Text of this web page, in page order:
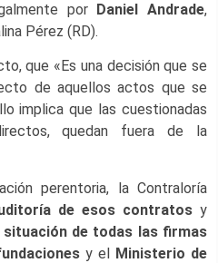
por Daniel Andrade,
Pérez (RD).
que «Es una decisión que se
de aquellos actos que se
implica que las cuestionadas
quedan fuera de la
perentoria, la Contraloría
de esos contratos y
situación de todas las firmas
y el Ministerio de